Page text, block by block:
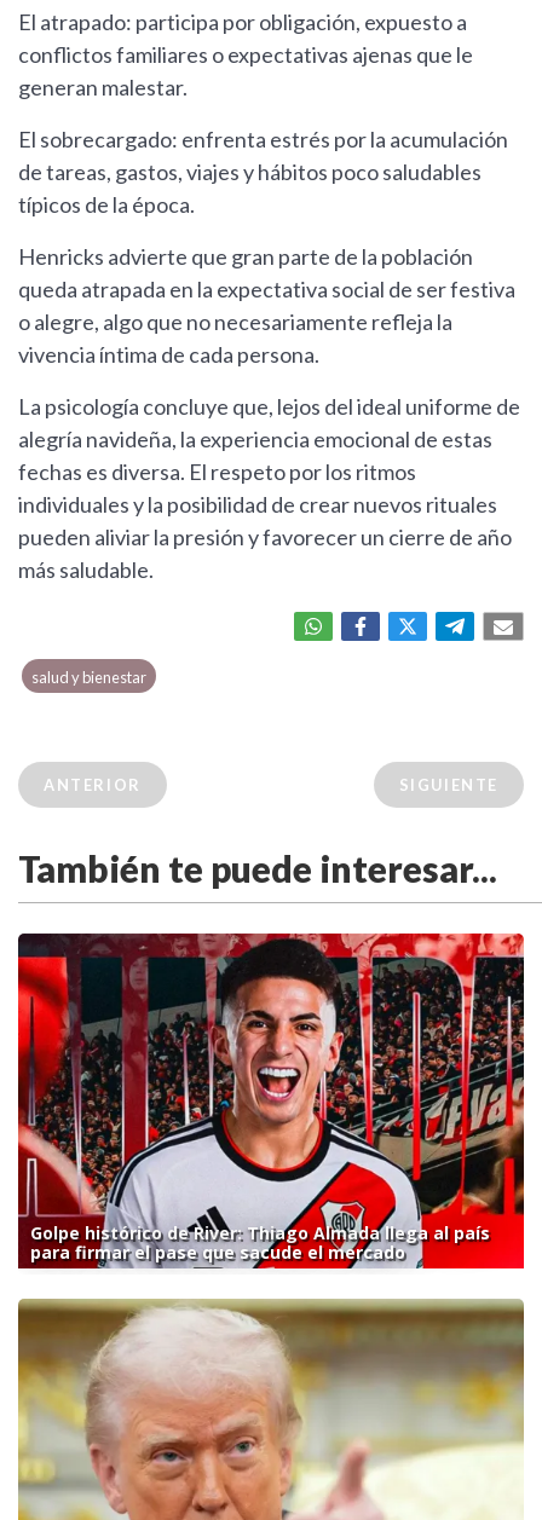
El atrapado: participa por obligación, expuesto a
conflictos familiares o expectativas ajenas que le
generan malestar.
El sobrecargado: enfrenta estrés por la acumulación
de tareas, gastos, viajes y hábitos poco saludables
típicos de la época.
Henricks advierte que gran parte de la población
queda atrapada en la expectativa social de ser festiva
o alegre, algo que no necesariamente refleja la
vivencia íntima de cada persona.
La psicología concluye que, lejos del ideal uniforme de
alegría navideña, la experiencia emocional de estas
fechas es diversa. El respeto por los ritmos
individuales y la posibilidad de crear nuevos rituales
pueden aliviar la presión y favorecer un cierre de año
más saludable.
salud y bienestar
ANTERIOR SIGUIENTE
También te puede interesar...
Golpe histórico de River: Thiago Almada llega al país
para firmar el pase que sacude el mercado